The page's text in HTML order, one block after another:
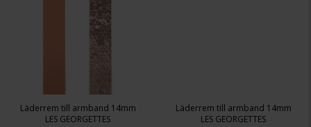
Läderrem till armband 14mm
LES GEORGETTES
Läderrem till armband 14mm
LES GEORGETTES